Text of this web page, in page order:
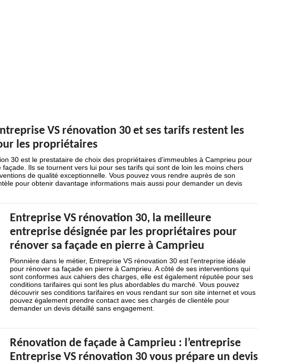
VS rénovation 30 et ses tarifs restent les
les propriétaires
30 est le prestataire de choix des propriétaires d’immeubles à Camprieu pour
façade. Ils se tournent vers lui pour ses tarifs qui sont de loin les moins chers
de qualité exceptionnelle. Vous pouvez vous rendre auprès de son
pour obtenir davantage informations mais aussi pour demander un devis
Entreprise VS rénovation 30, la meilleure
entreprise désignée par les propriétaires pour
rénover sa façade en pierre à Camprieu
Pionnière dans le métier, Entreprise VS rénovation 30 est l’entreprise idéale
pour rénover sa façade en pierre à Camprieu. A côté de ses interventions qui
sont conformes aux cahiers des charges, elle est également réputée pour ses
conditions tarifaires qui sont les plus abordables du marché. Vous pouvez
découvrir ses conditions tarifaires en vous rendant sur son site internet et vous
pouvez également prendre contact avec ses chargés de clientèle pour
demander un devis détaillé sans engagement.
Rénovation de façade à Camprieu : l’entreprise
Entreprise VS rénovation 30 vous prépare un devis